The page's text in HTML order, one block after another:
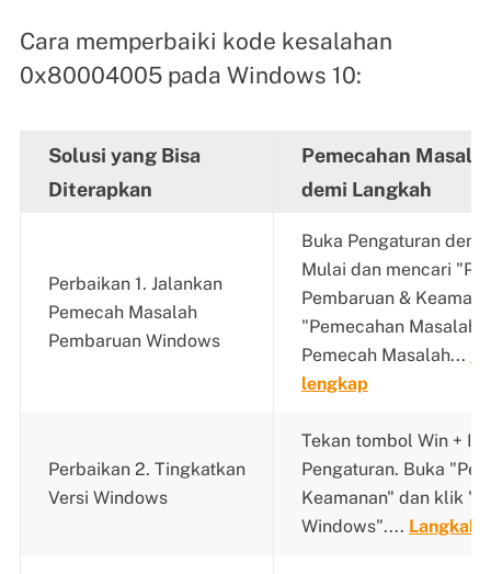
Cara memperbaiki kode kesalahan
0x80004005 pada Windows 10:
Solusi yang Bisa
Diterapkan
Pemecahan
demi Langkah
Perbaikan 1. Jalankan
Pemecah Masalah
Pembaruan Windows
Buka Pengaturan
Mulai dan mencari
Pembaruan &
"Pemecahan
Pemecah Masalah...
lengkap
Perbaikan 2. Tingkatkan
Versi Windows
Tekan tombol Win + I
Pengaturan. Buka
Keamanan" dan klik
Windows".... Langkah